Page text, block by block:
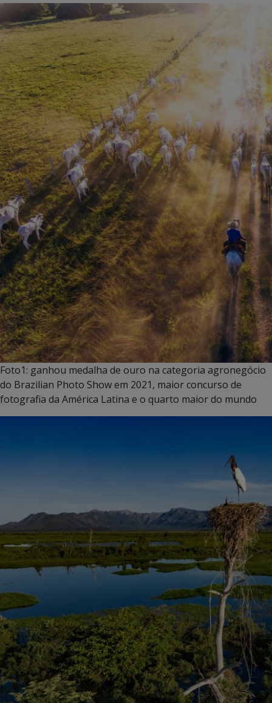
Foto1: ganhou medalha de ouro na categoria agronegócio
do Brazilian Photo Show em 2021, maior concurso de
fotografia da América Latina e o quarto maior do mundo